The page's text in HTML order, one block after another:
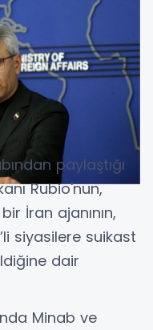
paylaştığı
Rubio'nun,
İran ajanının,
siyasilere suikast
dair
Minab ve